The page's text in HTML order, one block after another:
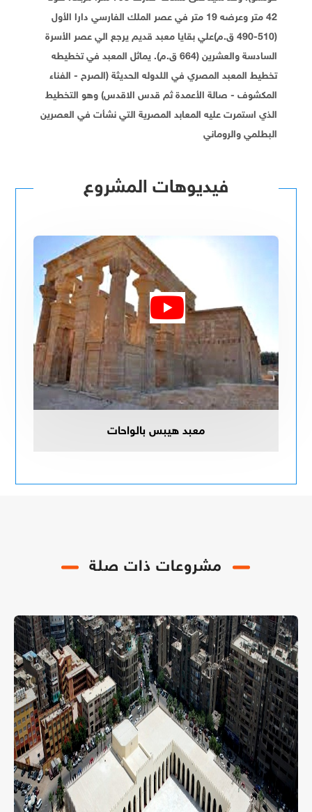
42 متر وعرضه 19 متر في عصر الملك الفارسي دارا الأول
(510-490 ق.م)علي بقايا معبد قديم يرجع الي عصر الأسرة
السادسة والعشرين (664 ق.م). يماثل المعبد في تخطيطه
تخطيط المعبد المصري في اللدوله الحديثة (الصرح - الفناء
المكشوف - صالة الأعمدة ثم قدس الاقدس) وهو التخطيط
الذي استمرت عليه المعابد المصرية التي نشأت في العصرين
البطلمي والروماني
فيديوهات المشروع
معبد هيبس بالواحات
مشروعات ذات صلة